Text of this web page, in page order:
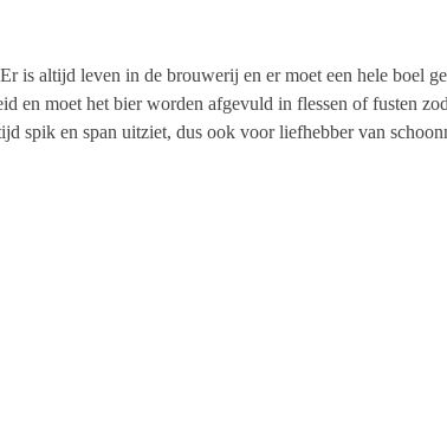
is altijd leven in de brouwerij en er moet een hele boel
en moet het bier worden afgevuld in flessen of fusten
spik en span uitziet, dus ook voor liefhebber van